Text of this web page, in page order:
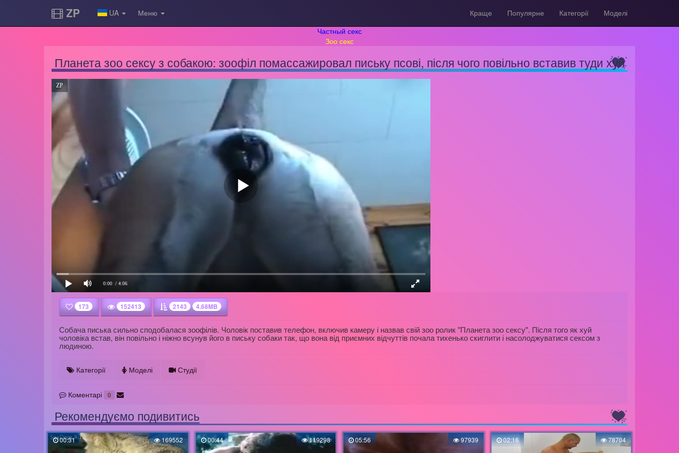
ZP UA Меню Краще Популярне Категорії
Моделі
Частный секс
Зоо секс
Планета зоо сексу з собакою: зоофіл помассажировал письку псові, після чого повільно вставив туди хуй
ZP
0:00 / 4:06
173 152413 2143 4.68MB
Собача писька сильно сподобалася зоофілів. Чоловік поставив телефон, включив камеру і назвав свій зоо ролик "Планета зоо сексу". Після того як хуй
чоловіка встав, він повільно і ніжно всунув його в письку собаки так, що вона від приємних відчуттів почала тихенько скиглити і насолоджуватися сексом з
людиною.
Категорії Моделі Студії
Коментарі 0
Рекомендуємо подивитись
00:31 169552 00:44 119298 05:56 97939 02:16 78704